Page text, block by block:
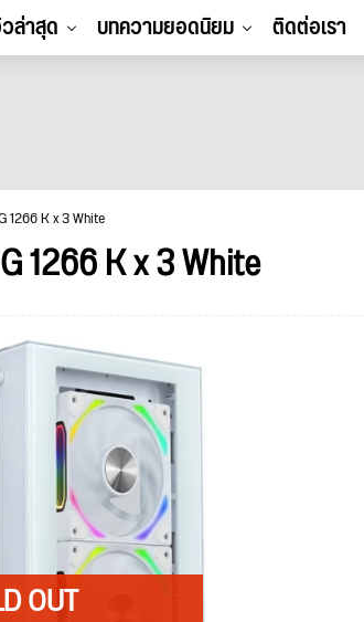
ล่าสุด บทความยอดนิยม ติดต่อเรา
1266 K x 3 White
1266 K x 3 White